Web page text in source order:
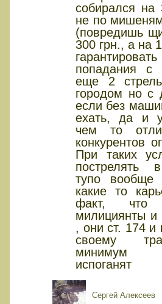
собирался
не по
(повредишь
300 грн., а на
попадания с
еще 2
городом но с
если без
ехать, да и
чем то
конкурентов
При таких
пострелять
тупо вообще
какие то
факт, что
милициянты и
, они ст. 174 и
своему
минимум
испоганят
Сергей Алексеев